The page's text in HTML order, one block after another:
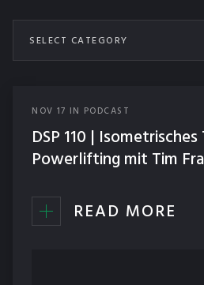
SELECT CATEGORY
ERNÄHRUNG
NEWS
TECHNIK
NOV 17 IN PODCAST
DSP 110 |
Powerlifting mit Tim
READ MORE